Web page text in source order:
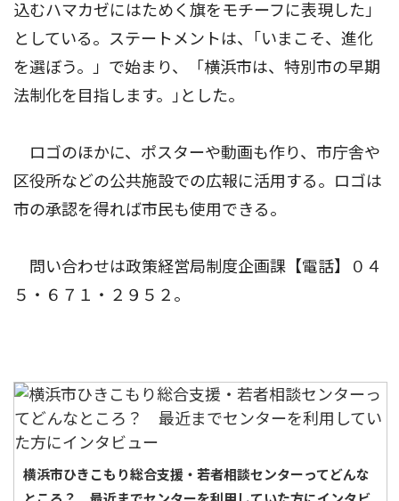
込むハマカゼにはためく旗をモチーフに表現した」
としている。ステートメントは、｢いまこそ、進化
を選ぼう。」で始まり、「横浜市は、特別市の早期
法制化を目指します。｣とした。
ロゴのほかに、ポスターや動画も作り、市庁舎や
区役所などの公共施設での広報に活用する。ロゴは
市の承認を得れば市民も使用できる。
問い合わせは政策経営局制度企画課【電話】０４
５・６７１・２９５２。
横浜市ひきこもり総合支援・若者相談センターってどんな